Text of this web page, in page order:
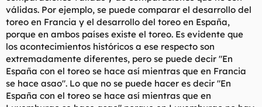
válidas. Por ejemplo, se puede comparar el desarrollo del
toreo en Francia y el desarrollo del toreo en España,
porque en ambos países existe el toreo. Es evidente que
los acontecimientos históricos a ese respecto son
extremadamente diferentes, pero se puede decir "En
España con el toreo se hace así mientras que en Francia
se hace asao". Lo que no se puede hacer es decir "En
España con el toreo se hace así mientras que en